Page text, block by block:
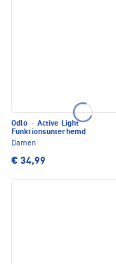
Odlo · Active Light
Funktionsunterhemd
Damen
€ 34,99